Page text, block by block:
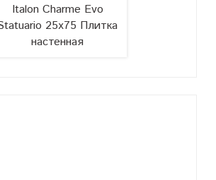
Italon Charme Evo
25x75 Плитка
настенная